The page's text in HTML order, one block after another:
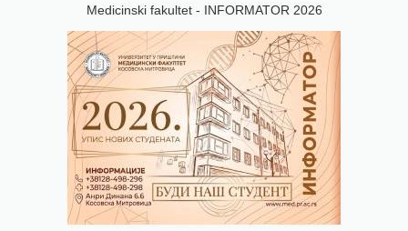
Medicinski fakultet - INFORMATOR 2026